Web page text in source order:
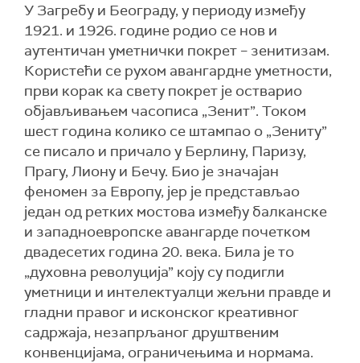
У Загребу и Београду, у периоду између
1921. и 1926. године родио се нов и
аутентичан уметнички покрет – зенитизам.
Користећи се рухом авангардне уметности,
први корак ка свету покрет је остварио
објављивањем часописа „Зенит”. Током
шест година колико се штампао о „Зениту”
се писало и причало у Берлину, Паризу,
Прагу, Лиону и Бечу. Био је значајан
феномен за Европу, јер је представљао
један од ретких мостова између балканске
и западноевропске авангарде почетком
двадесетих година 20. века. Била је то
„духовна револуција” коју су подигли
уметници и интелектуалци жељни правде и
гладни правог и исконског креативног
садржаја, незапрљаног друштвеним
конвенцијама, ограничењима и нормама.